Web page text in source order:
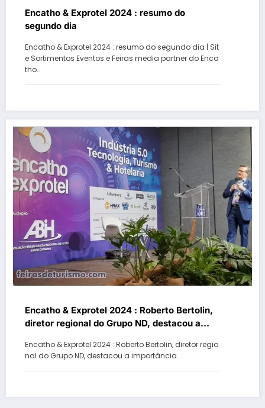
Encatho & Exprotel 2024 : resumo do
segundo dia
Encatho & Exprotel 2024 : resumo do segundo dia | Sit
e Sortimentos Eventos e Feiras media partner do Enca
tho…
Encatho & Exprotel 2024 : Roberto Bertolin,
diretor regional do Grupo ND, destacou a
destinos
Encatho & Exprotel 2024 : Roberto Bertolin, diretor regio
nal do Grupo ND, destacou a importância…